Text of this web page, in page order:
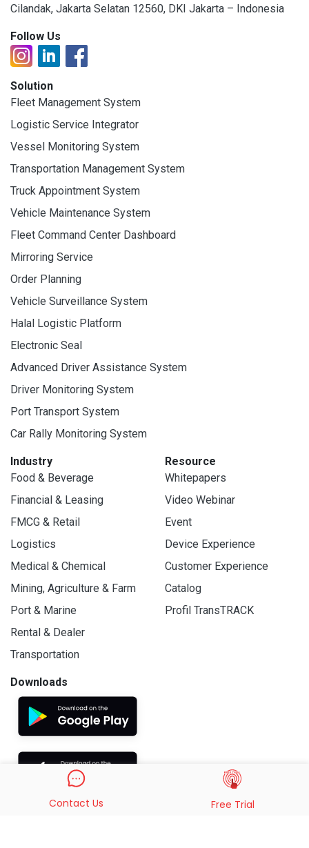
Cilandak, Jakarta Selatan 12560, DKI Jakarta – Indonesia
Follow Us
Solution
Fleet Management System
Logistic Service Integrator
Vessel Monitoring System
Transportation Management System
Truck Appointment System
Vehicle Maintenance System
Fleet Command Center Dashboard
Mirroring Service
Order Planning
Vehicle Surveillance System
Halal Logistic Platform
Electronic Seal
Advanced Driver Assistance System
Driver Monitoring System
Port Transport System
Car Rally Monitoring System
Industry
Food & Beverage
Financial & Leasing
FMCG & Retail
Logistics
Medical & Chemical
Mining, Agriculture & Farm
Port & Marine
Rental & Dealer
Transportation
Resource
Whitepapers
Video Webinar
Event
Device Experience
Customer Experience
Catalog
Profil TransTRACK
Downloads
Contact Us Free Trial